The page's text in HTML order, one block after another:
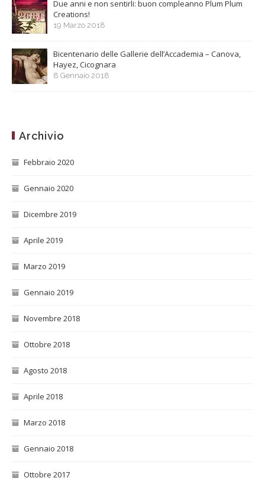
Due anni e non sentirli: buon compleanno Plum Plum
Creations!
19 Marzo 2018
Bicentenario delle Gallerie dell’Accademia – Canova,
Hayez, Cicognara
8 Gennaio 2018
Archivio
Febbraio 2020
Gennaio 2020
Dicembre 2019
Aprile 2019
Marzo 2019
Gennaio 2019
Novembre 2018
Ottobre 2018
Agosto 2018
Aprile 2018
Marzo 2018
Gennaio 2018
Ottobre 2017